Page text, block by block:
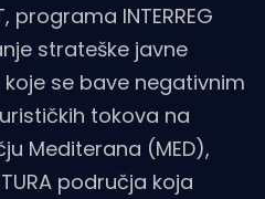
programa INTERREG
strateške javne
se bave negativnim
tokova na
Mediterana (MED),
područja koja